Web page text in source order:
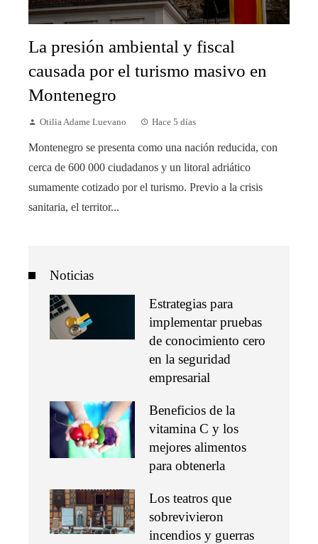
La presión ambiental y fiscal
causada por el turismo masivo en
Montenegro
Otilia Adame Luevano Hace 5 días
Montenegro se presenta como una nación reducida, con
cerca de 600 000 ciudadanos y un litoral adriático
sumamente cotizado por el turismo. Previo a la crisis
sanitaria, el territor...
Noticias
Estrategias para
implementar pruebas
de conocimiento cero
en la seguridad
empresarial
Beneficios de la
vitamina C y los
mejores alimentos
para obtenerla
Los teatros que
sobrevivieron
incendios y guerras